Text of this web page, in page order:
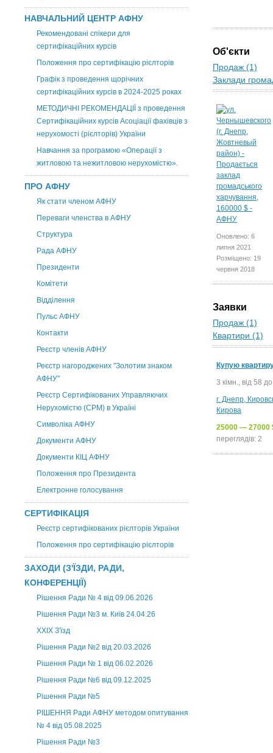
НАВЧАЛЬНИЙ ЦЕНТР АФНУ
Рекомендовані спікери для
сертифікаційних курсів
Положення про сертифікацію рієлторів
Графік з проведення щорічних
сертифікаційних курсів в 2024-2025 роках
МЕТОДИЧНІ РЕКОМЕНДАЦІЇ з проведення
Сертифікаційних курсів Асоціації фахівців з
нерухомості (рієлторів) України
Навчання за програмою «Операції з
житловою та нежитловою нерухомістю».
ПРО АФНУ
Як стати членом АФНУ
Переваги членства в АФНУ
Структура
Рада АФНУ
Президенти
Комітети
Відділення
Пульс АФНУ
Контакти
Реєстр членів АФНУ
Реєстр нагороджених "Золотим знаком
АФНУ"
Реєстр Сертифікованих Управляючих
Нерухомістю (CPM) в Україні
Символіка АФНУ
Документи АФНУ
Документи КІЦ АФНУ
Положення про Президента
Електронне голосування
СЕРТИФІКАЦІЯ
Реєстр сертифікованих рієлторів України
Положення про сертифікацію рієлторів
ЗАХОДИ (З'ЇЗДИ, РАДИ,
КОНФЕРЕНЦІЇ)
Рішення Ради № 4 від 09.06.2026
Рішення Ради №3 м. Київ 24.04.26
XXІХ З'їзд
Рішення Ради №2 від 20.03.2026
Рішення Ради № 1 від 06.02.2026
Рішення Ради №6 від 09.12.2025
Рішення Ради №5
РІШЕННЯ Ради АФНУ методом опитування
№ 4 від 05.08.2025
Рішення Ради №3
Об'єкти
Продаж (1)
Заклади
Оновлено: 6
липня 2021
Розміщено: 19
червня 2018
Заявки
Продаж (1)
Квартири (1)
Купую
3 кімн., від 58
г. Днепр,
Кирова
25000 — 27000
переглядів: 2